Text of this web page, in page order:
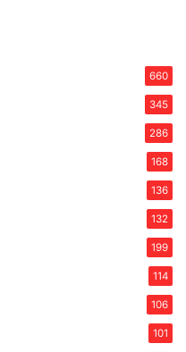
660
345
286
168
136
132
199
114
106
101